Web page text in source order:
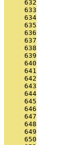
     632
     633
     634
     635
     636
     637
     638
     639
     640
     641
     642
     643
     644
     645
     646
     647
     648
     649
     650